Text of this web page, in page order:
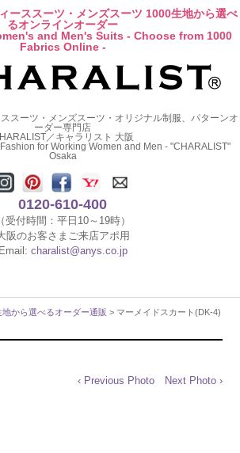
ーススーツ・メンズスーツ 1000生地から選べ
るオンラインオーダー
and Men's Suits - Choose from 1000
Fabrics Online -
スーツ・メンズスーツ・オリジナル制服、パターンオ
ーダー専門店
／キャラリスト 大阪
for Working Women and Men - "CHARALIST"
Osaka
0120-610-400
（受付時間：平日10～19時）
阪のお客さまご来店アポ用
Email: charalist@anys.co.jp
から選べるオーダー通販 > マーメイドスカート(DK-4)
‹ Previous Photo Next Photo ›